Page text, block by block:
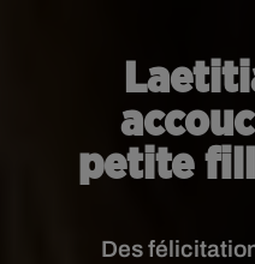
petite
Des